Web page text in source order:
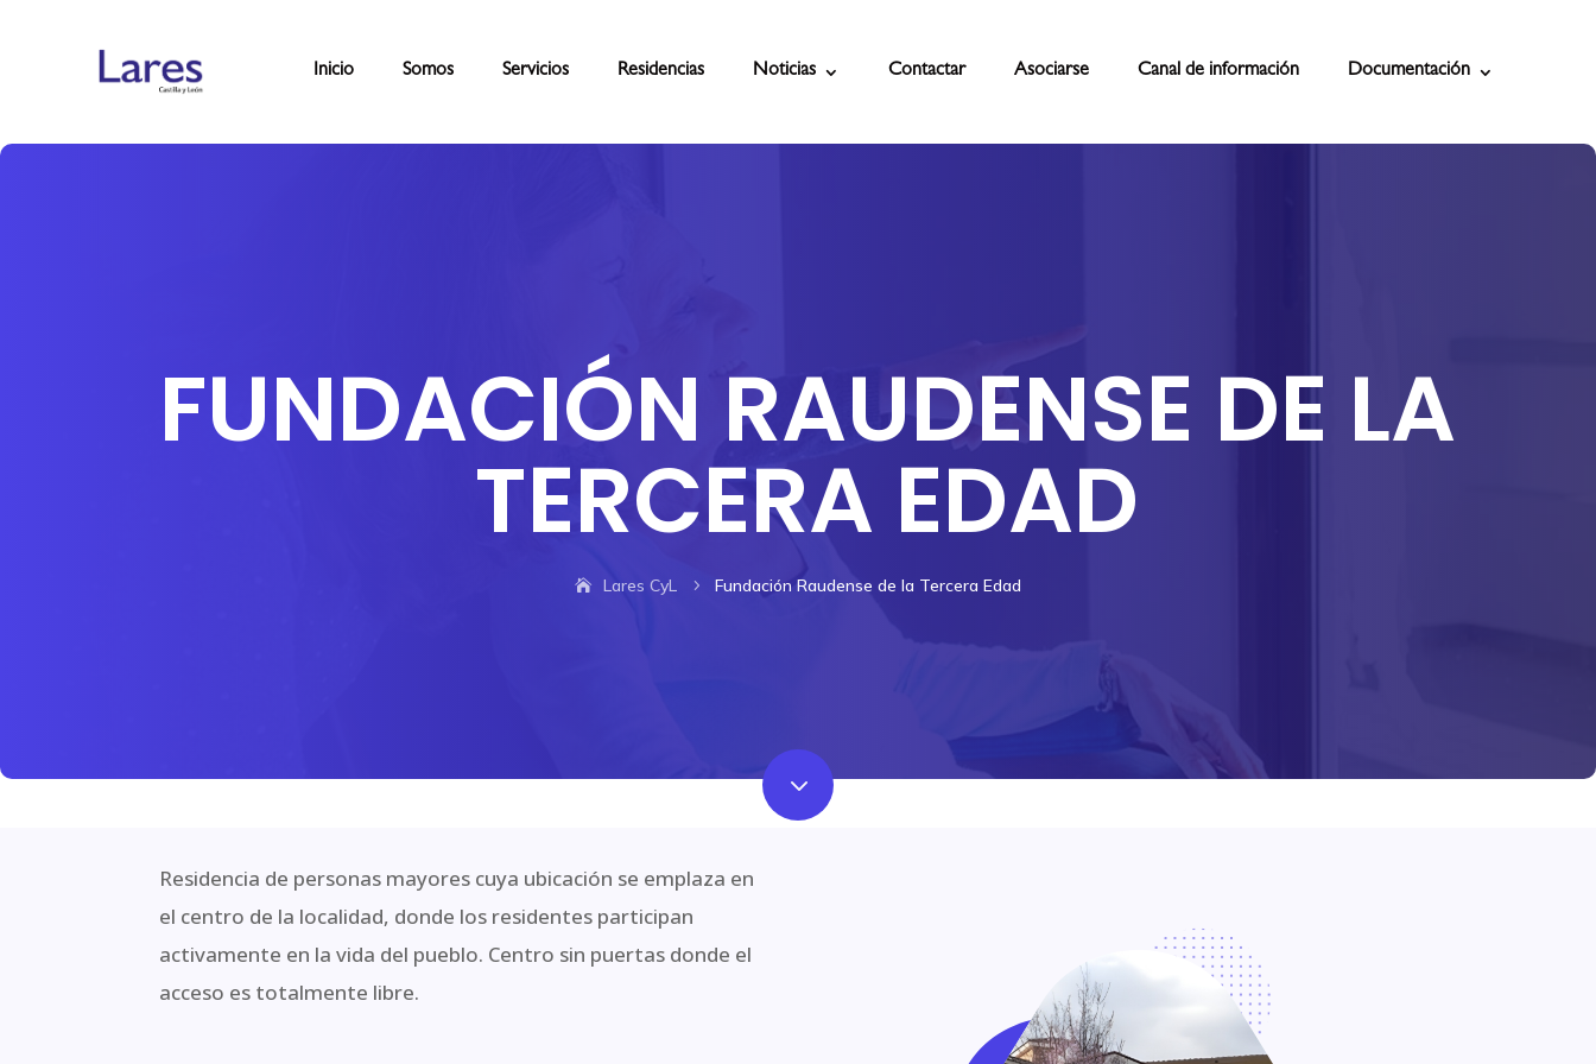
Inicio Somos Servicios Residencias Noticias Contactar Asociarse Canal de información Documentación
FUNDACIÓN RAUDENSE DE LA
TERCERA EDAD
Lares CyL 5 Fundación Raudense de la Tercera Edad
3
Residencia de personas mayores cuya ubicación se emplaza en
el centro de la localidad, donde los residentes participan
activamente en la vida del pueblo. Centro sin puertas donde el
acceso es totalmente libre.